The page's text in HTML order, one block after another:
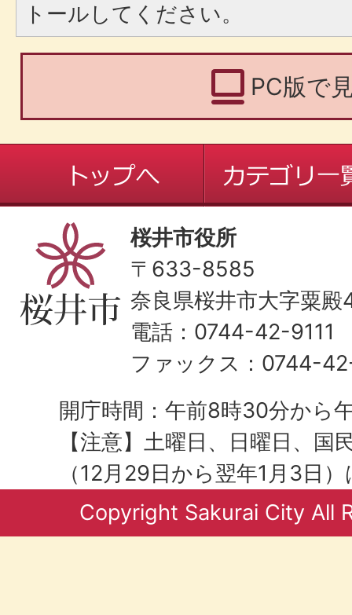
トールしてください。
PC版で
桜井市役所
〒633-8585
奈良県桜井市大字粟
電話：0744-42-9111
ファックス：0744-
開庁時間：午前8時30分から
【注意】土曜日、日曜日、国
（12月29日から翌年1月3日
Copyright Sakurai City All